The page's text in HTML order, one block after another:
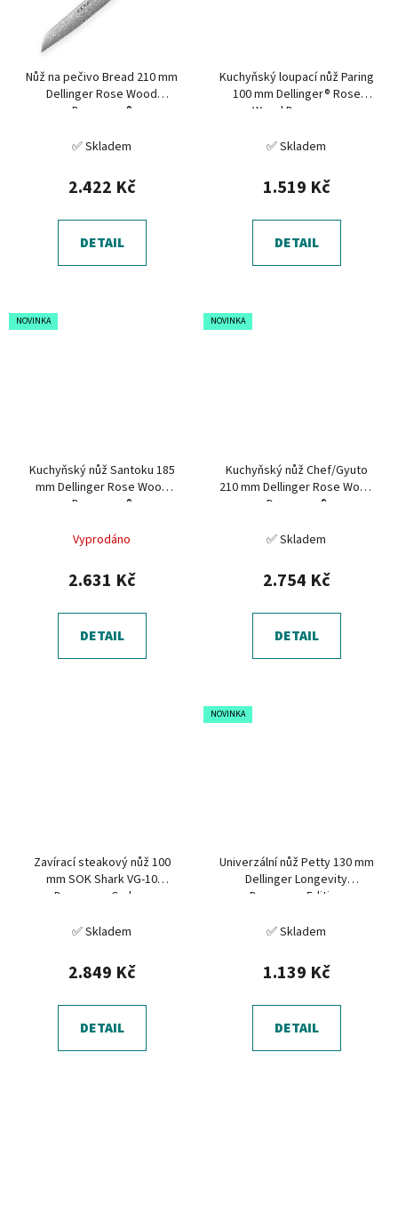
Nůž na pečivo Bread 210 mm
Dellinger Rose Wood
Damascus®
✅ Skladem
2.422 Kč
DETAIL
Kuchyňský loupací nůž Paring
100 mm Dellinger® Rose
Wood Damascus
✅ Skladem
1.519 Kč
DETAIL
NOVINKA
Kuchyňský nůž Santoku 185
mm Dellinger Rose Wood
Damascus®
Vyprodáno
2.631 Kč
DETAIL
NOVINKA
Kuchyňský nůž Chef/Gyuto
210 mm Dellinger Rose Wood
Damascus®
✅ Skladem
2.754 Kč
DETAIL
Zavírací steakový nůž 100
mm SOK Shark VG-10
Damascus Carbon
✅ Skladem
2.849 Kč
DETAIL
NOVINKA
Univerzální nůž Petty 130 mm
Dellinger Longevity
Damascus Edition
✅ Skladem
1.139 Kč
DETAIL